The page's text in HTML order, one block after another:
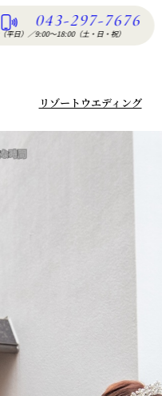
リゾートウエディング
時間
043-297-7676
平日） ／9:00〜18:00（土・日・祝）